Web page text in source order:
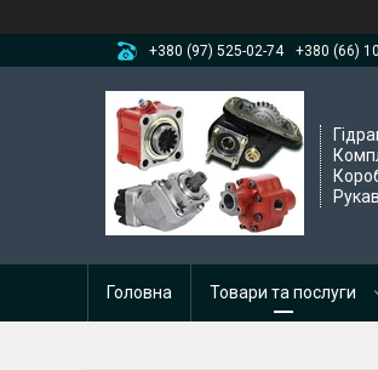
+380 (97) 525-02-74
+380 (66)
Головна Товари та послуги